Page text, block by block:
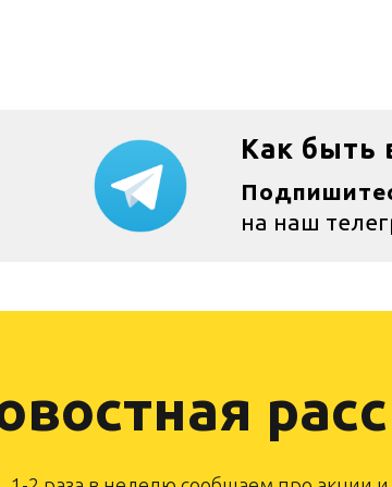
Как быть
на наш